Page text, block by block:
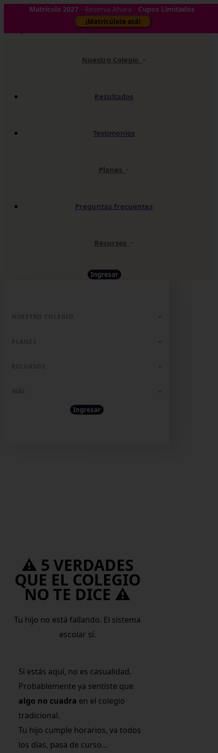
Matrícula 2027 - Reserva Ahora - Cupos Limitados
¡Matricúlate acá!
Nuestro Colegio
Resultados
Testimonios
Planes
Preguntas frecuentes
Recursos
Ingresar
Ingresar
⚠️ 5 VERDADES
QUE EL COLEGIO
NO TE DICE ⚠️
Tu hijo no está fallando. El sistema
escolar sí.
Si estás aquí, no es casualidad.
Probablemente ya sentiste que
algo no cuadra en el colegio
tradicional.
Tu hijo cumple horarios, va todos
los días, pasa de curso…